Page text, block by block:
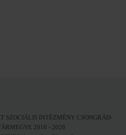
SZOCIÁLIS INTÉZMÉNY CSONGRÁD-
2016 - 2026